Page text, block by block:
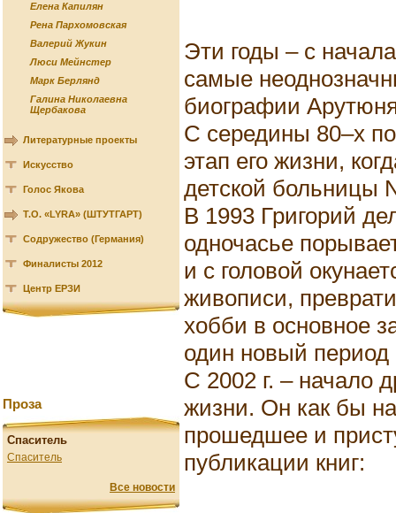
Елена Капилян
Рена Пархомовская
Валерий Жукин
Люси Мейнстер
Марк Берлянд
Галина Николаевна
Щербакова
Литературные проекты
Искусство
Голос Якова
Т.О. «LYRA» (ШТУТГАРТ)
Содружество (Германия)
Финалисты 2012
Центр ЕРЗИ
Проза
Спаситель
Спаситель
Все новости
Эти годы – с
самые
биографии
С середины 80–х
этап его жизни,
детской больницы
В 1993 Григорий
одночасье
и с головой
живописи,
хобби в основное
один новый
С 2002 г. – начало
жизни. Он как бы
прошедшее и
публикации книг: